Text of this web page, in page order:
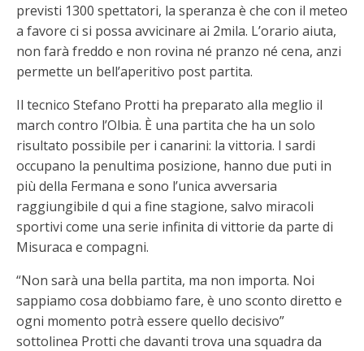
previsti 1300 spettatori, la speranza è che con il meteo
a favore ci si possa avvicinare ai 2mila. L’orario aiuta,
non farà freddo e non rovina né pranzo né cena, anzi
permette un bell’aperitivo post partita.
Il tecnico Stefano Protti ha preparato alla meglio il
march contro l’Olbia. È una partita che ha un solo
risultato possibile per i canarini: la vittoria. I sardi
occupano la penultima posizione, hanno due puti in
più della Fermana e sono l’unica avversaria
raggiungibile d qui a fine stagione, salvo miracoli
sportivi come una serie infinita di vittorie da parte di
Misuraca e compagni.
“Non sarà una bella partita, ma non importa. Noi
sappiamo cosa dobbiamo fare, è uno sconto diretto e
ogni momento potrà essere quello decisivo”
sottolinea Protti che davanti trova una squadra da